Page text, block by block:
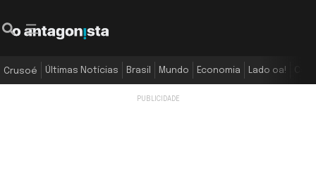
Crusoé Últimas Notícias Brasil Mundo Economia Lado oa!